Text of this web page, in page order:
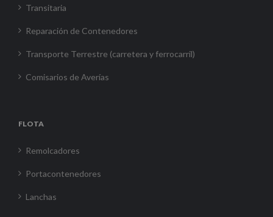
Transitaria
Reparación de Contenedores
Transporte Terrestre (carretera y ferrocarril)
Comisarios de Averías
FLOTA
Remolcadores
Portacontenedores
Lanchas